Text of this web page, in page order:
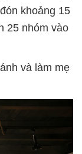
khoảng 15
25 nhóm vào
và làm mẹ